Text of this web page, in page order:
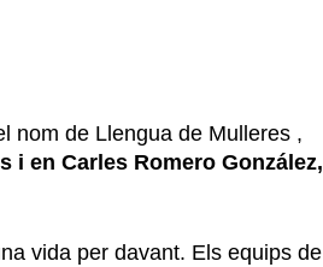
nom de Llengua de Mulleres ,
i en Carles Romero González,
vida per davant. Els equips de